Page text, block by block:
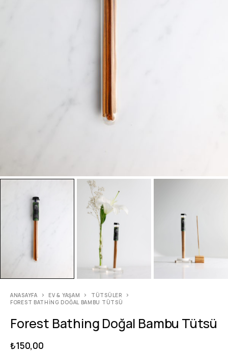
ANASAYFA EV & YAŞAM
TÜTSÜLER
FOREST BATHING DOĞAL BAMBU TÜTSÜ
Forest Bathing Doğal Bambu Tütsü
₺150,00